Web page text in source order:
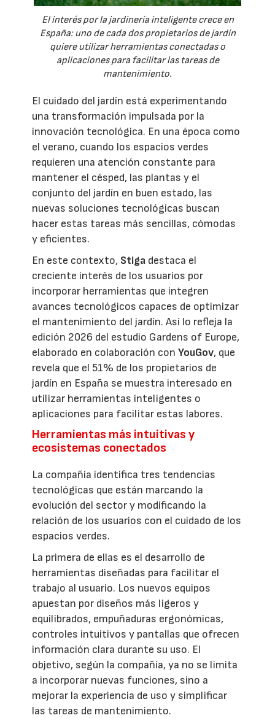
El interés por la jardinería inteligente crece en
España: uno de cada dos propietarios de jardín
quiere utilizar herramientas conectadas o
aplicaciones para facilitar las tareas de
mantenimiento.
El cuidado del jardín está experimentando
una transformación impulsada por la
innovación tecnológica. En una época como
el verano, cuando los espacios verdes
requieren una atención constante para
mantener el césped, las plantas y el
conjunto del jardín en buen estado, las
nuevas soluciones tecnológicas buscan
hacer estas tareas más sencillas, cómodas
y eficientes.
En este contexto, Stiga destaca el
creciente interés de los usuarios por
incorporar herramientas que integren
avances tecnológicos capaces de optimizar
el mantenimiento del jardín. Así lo refleja la
edición 2026 del estudio Gardens of Europe,
elaborado en colaboración conYouGov, que
revela que el 51% de los propietarios de
jardín en España se muestra interesado en
utilizar herramientas inteligentes o
aplicaciones para facilitar estas labores.
Herramientas más intuitivas y
ecosistemas conectados
La compañía identifica tres tendencias
tecnológicas que están marcando la
evolución del sector y modificando la
relación de los usuarios con el cuidado de los
espacios verdes.
La primera de ellas es el desarrollo de
herramientas diseñadas para facilitar el
trabajo al usuario. Los nuevos equipos
apuestan por diseños más ligeros y
equilibrados, empuñaduras ergonómicas,
controles intuitivos y pantallas que ofrecen
información clara durante su uso. El
objetivo, según la compañía, ya no se limita
a incorporar nuevas funciones, sino a
mejorar la experiencia de uso y simplificar
las tareas de mantenimiento.